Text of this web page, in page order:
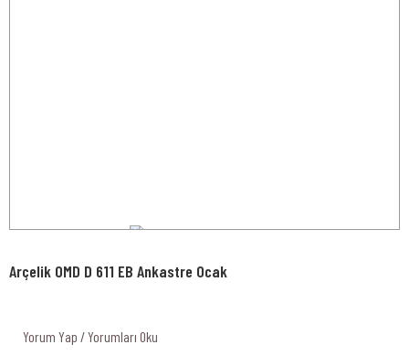
Arçelik OMD D 611 EB Ankastre Ocak
Yorum Yap / Yorumları Oku